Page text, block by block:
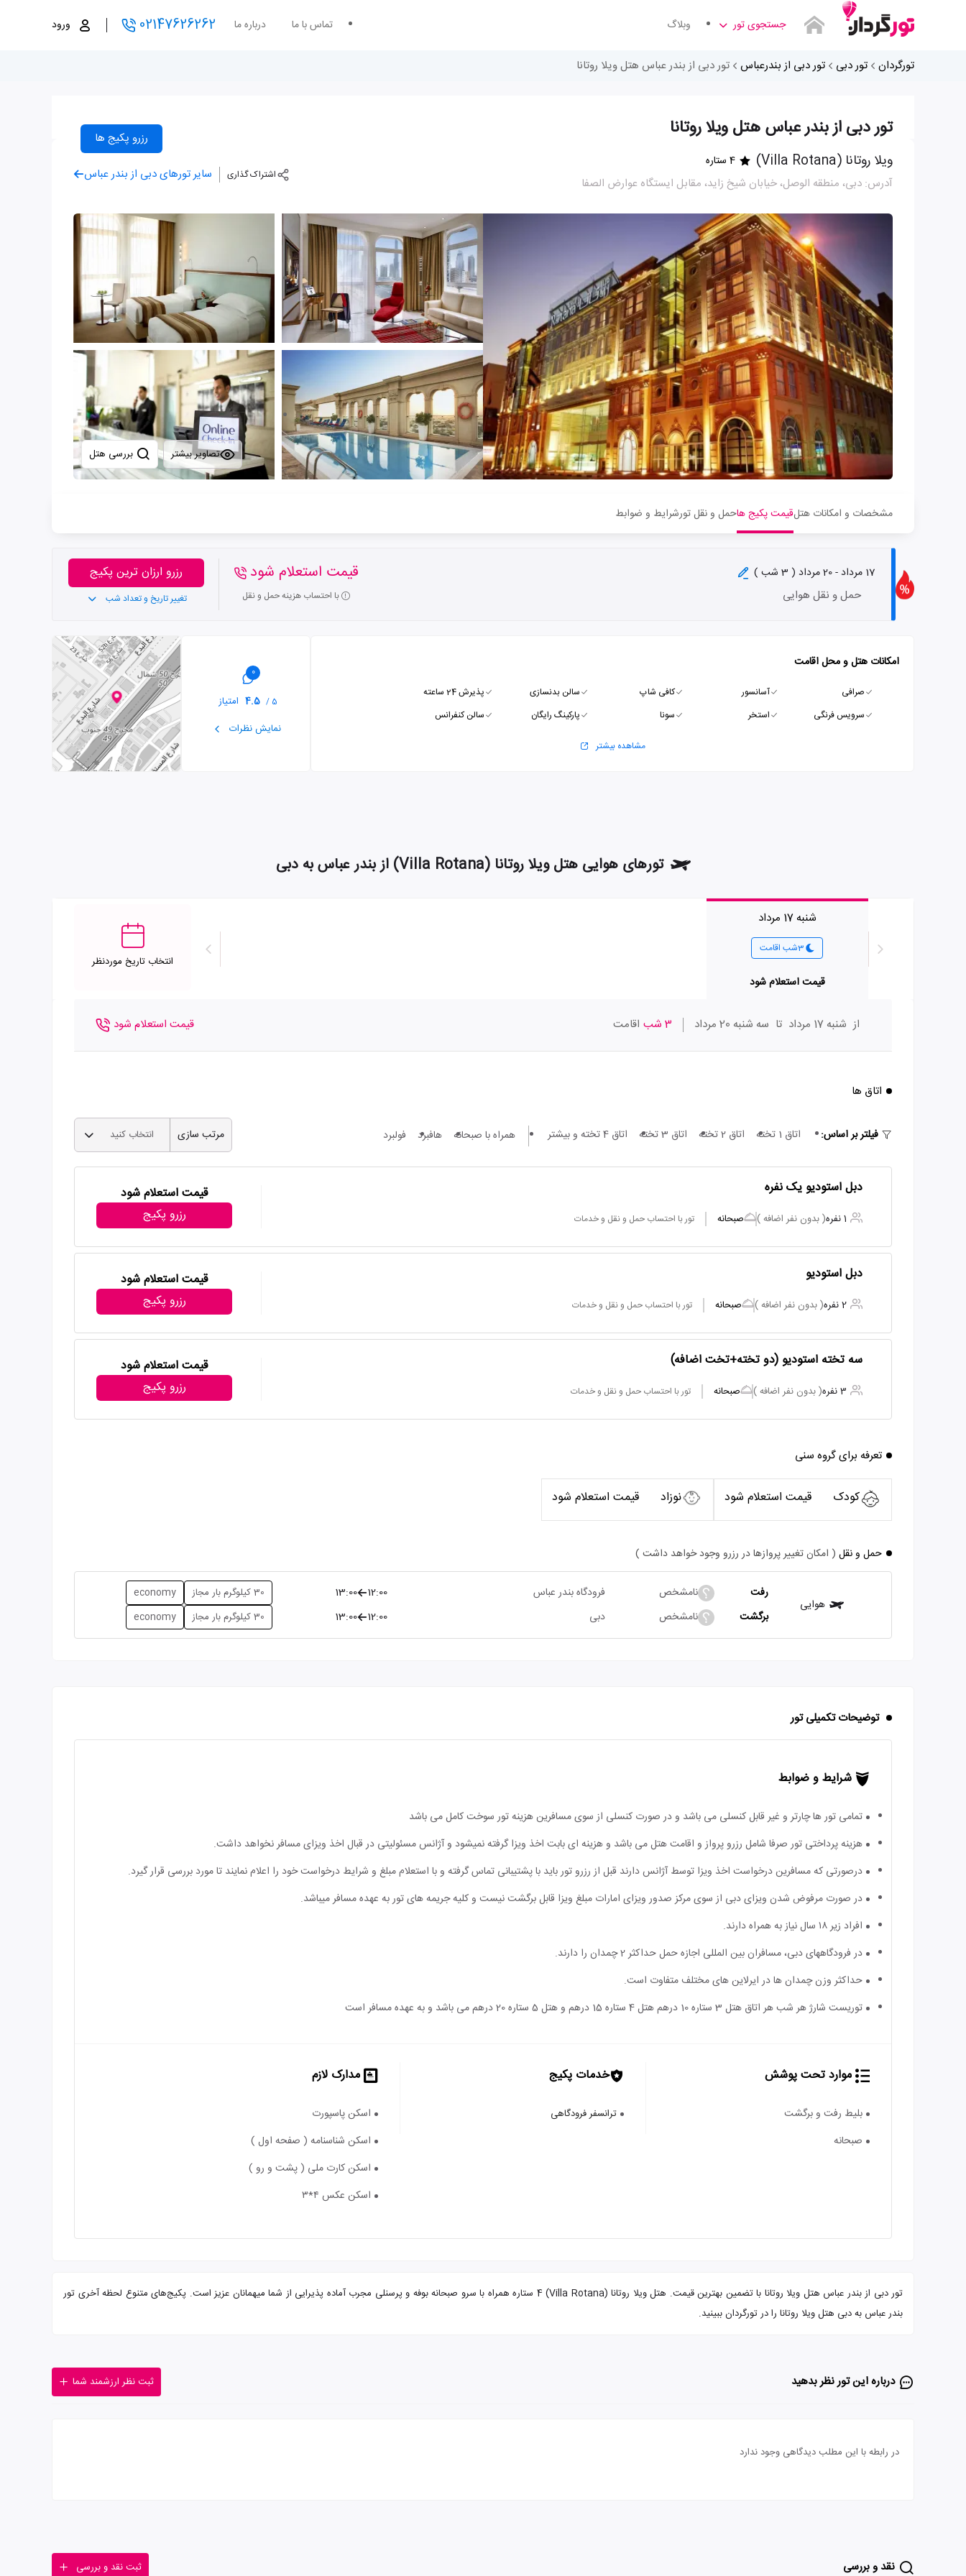
جستجوی تور وبلاگ تماس با ما درباره ما 02147626262 ورود
تورگردان تور دبی تور دبی از بندرعباس تور دبی از بندر عباس هتل ویلا روتانا
تور دبی از بندر عباس هتل ویلا روتانا رزرو پکیج ها
ویلا روتانا (Villa Rotana) 4 ستاره
آدرس: دبی، منطقه الوصل، خیابان شیخ زاید، مقابل ایستگاه عوارض الصفا
اشتراک گذاری سایر تورهای دبی از بندر عباس
تصاویر بیشتر
مشخصات و امکانات هتلقیمت پکیج هاحمل و نقل تورشرایط و ضوابط
17 مرداد - 20 مرداد ( 3 شب )
حمل و نقل هوایی
قیمت استعلام شود
با احتساب هزینه حمل و نقل
رزرو ارزان ترین پکیج
تغییر تاریخ و تعداد شب
امکانات هتل و محل اقامت
صرافی آسانسور کافی شاپ سالن بدنسازی
پذیرش 24 ساعته
سرویس فرنگی
استخر سونا پارکینگ رایگان سالن کنفرانس
مشاهده بیشتر
0
5 /
4.5 امتیاز
نمایش نظرات
تورهای هوایی هتل ویلا روتانا (Villa Rotana) از بندر عباس به دبی
شنبه 17 مرداد
3شب اقامت
قیمت استعلام شود
انتخاب تاریخ موردنظر
از شنبه 17 مرداد تا سه شنبه 20 مرداد 3 شب اقامت قیمت استعلام شود
اتاق ها
فیلتر بر اساس: اتاق 1 تخته اتاق 2 تخته اتاق 3 تخته اتاق 4 تخته و بیشتر همراه با صبحانه هافبرد فولبرد مرتب سازی انتخاب کنید
دبل استودیو یک نفره
1 نفره ( بدون نفر اضافه ) صبحانه تور با احتساب حمل و نقل و خدمات
قیمت استعلام شود
رزرو پکیج
دبل استودیو
2 نفره ( بدون نفر اضافه ) صبحانه تور با احتساب حمل و نقل و خدمات
قیمت استعلام شود
رزرو پکیج
سه تخته استودیو (دو تخته+تخت اضافه)
3 نفره ( بدون نفر اضافه ) صبحانه تور با احتساب حمل و نقل و خدمات
قیمت استعلام شود
رزرو پکیج
تعرفه برای گروه سنی
کودک قیمت استعلام شود نوزاد قیمت استعلام شود
حمل و نقل ( امکان تغییر پروازها در رزرو وجود خواهد داشت )
هوایی
رفت نامشخص فرودگاه بندر عباس 12:00
13:00 30 کیلوگرم بار مجاز economy
برگشت نامشخص دبی 12:00
13:00 30 کیلوگرم بار مجاز economy
توضیحات تکمیلی تور
شرایط و ضوابط
تمامی تور ها چارتر و غیر قابل کنسلی می باشد و در صورت کنسلی از سوی مسافرین هزینه تور سوخت کامل می باشد
هزینه پرداختی تور صرفا شامل رزرو پرواز و اقامت هتل می باشد و هزینه ای بابت اخذ ویزا گرفته نمیشود و آژانس مسئولیتی در قبال اخذ ویزای مسافر نخواهد داشت.
درصورتی که مسافرین درخواست اخذ ویزا توسط آژانس دارند قبل از رزرو تور باید با پشتیبانی تماس گرفته و با استعلام مبلغ و شرایط درخواست خود را اعلام نمایند تا مورد بررسی قرار گیرد.
در صورت مرفوض شدن ویزای دبی از سوی مرکز صدور ویزای امارات مبلغ ویزا قابل برگشت نیست و کلیه جریمه های تور به عهده مسافر میباشد.
افراد زیر ۱۸ سال نیاز به همراه دارند.
در فرودگاه‎های دبی، مسافران بین المللی اجازه حمل حداکثر 2 چمدان را دارند.
حداکثر وزن چمدان ها در ایرلاین های مختلف متفاوت است.
توریست شارژ هر شب هر اتاق هتل 3 ستاره 10 درهم هتل 4 ستاره 15 درهم و هتل 5 ستاره 20 درهم می باشد و به عهده مسافر است
موارد تحت پوشش
بلیط رفت و برگشت
صبحانه
خدمات پکیج
ترانسفر فرودگاهی
مدارک لازم
اسکن پاسپورت
اسکن شناسنامه ( صفحه اول )
اسکن کارت ملی ( پشت و رو )
اسکن عکس ۴*۳
تور دبی از بندر عباس هتل ویلا روتانا با تضمین بهترین قیمت. هتل ویلا روتانا (Villa Rotana) 4 ستاره همراه با سرو صبحانه بوفه و پرسنلی مجرب آماده پذیرایی از شما میهمانان عزیز است. پکیج‌های متنوع لحظه آخری تور
بندر عباس به دبی هتل ویلا روتانا را در تورگردان ببینید.
درباره این تور‌ نظر بدهید ثبت نظر ارزشمند شما
در رابطه با این مطلب دیدگاهی وجود ندارد
نقد و بررسی ثبت نقد و بررسی